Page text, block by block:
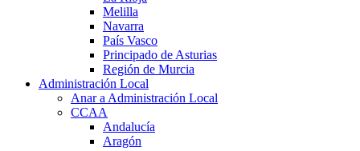
Melilla
Navarra
País Vasco
Principado de Asturias
Región de Murcia
Administración Local
Anar a Administración Local
CCAA
Andalucía
Aragón